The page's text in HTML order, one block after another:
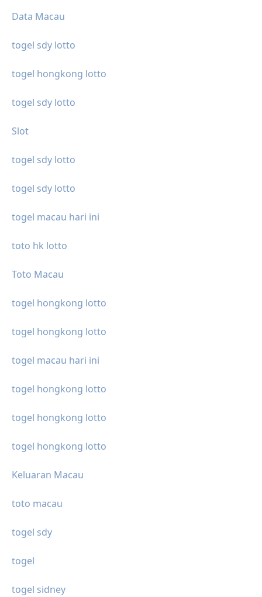
Data Macau
togel sdy lotto
togel hongkong lotto
togel sdy lotto
Slot
togel sdy lotto
togel sdy lotto
togel macau hari ini
toto hk lotto
Toto Macau
togel hongkong lotto
togel hongkong lotto
togel macau hari ini
togel hongkong lotto
togel hongkong lotto
togel hongkong lotto
Keluaran Macau
toto macau
togel sdy
togel
togel sidney